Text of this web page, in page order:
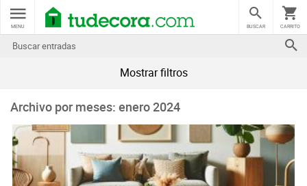
MENU CARRITO
BUSCAR
Mostrar filtros
Archivo por meses: enero 2024